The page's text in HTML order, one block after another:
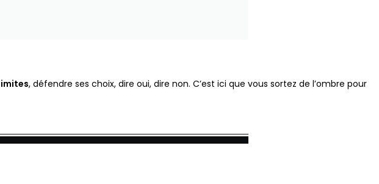
, défendre ses choix, dire oui, dire non. C’est ici que vous sortez de l’ombre pour